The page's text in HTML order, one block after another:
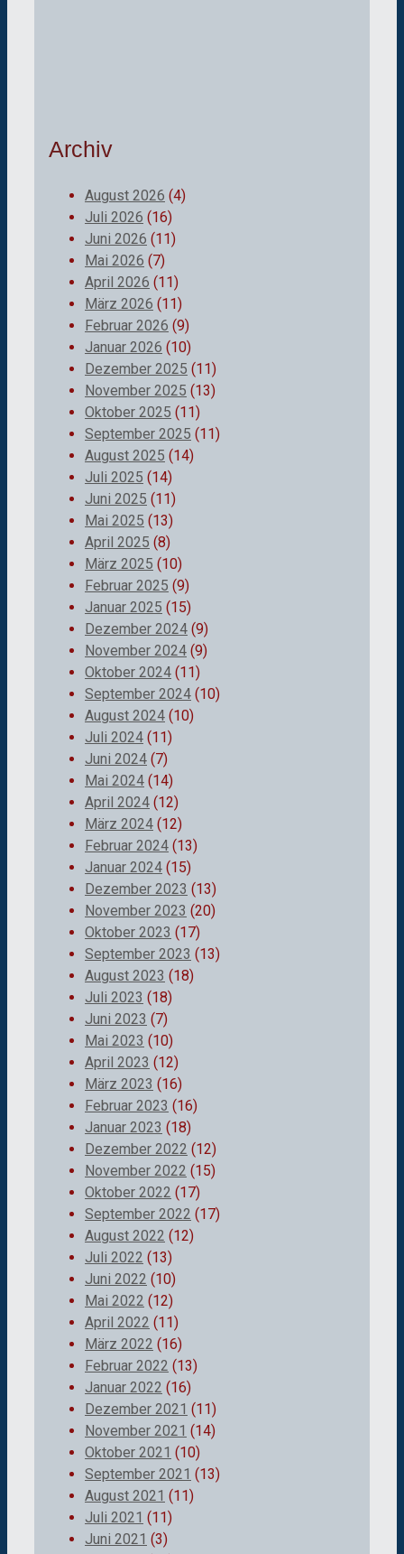
Archiv
August 2026 (4)
Juli 2026 (16)
Juni 2026 (11)
Mai 2026 (7)
April 2026 (11)
März 2026 (11)
Februar 2026 (9)
Januar 2026 (10)
Dezember 2025 (11)
November 2025 (13)
Oktober 2025 (11)
September 2025 (11)
August 2025 (14)
Juli 2025 (14)
Juni 2025 (11)
Mai 2025 (13)
April 2025 (8)
März 2025 (10)
Februar 2025 (9)
Januar 2025 (15)
Dezember 2024 (9)
November 2024 (9)
Oktober 2024 (11)
September 2024 (10)
August 2024 (10)
Juli 2024 (11)
Juni 2024 (7)
Mai 2024 (14)
April 2024 (12)
März 2024 (12)
Februar 2024 (13)
Januar 2024 (15)
Dezember 2023 (13)
November 2023 (20)
Oktober 2023 (17)
September 2023 (13)
August 2023 (18)
Juli 2023 (18)
Juni 2023 (7)
Mai 2023 (10)
April 2023 (12)
März 2023 (16)
Februar 2023 (16)
Januar 2023 (18)
Dezember 2022 (12)
November 2022 (15)
Oktober 2022 (17)
September 2022 (17)
August 2022 (12)
Juli 2022 (13)
Juni 2022 (10)
Mai 2022 (12)
April 2022 (11)
März 2022 (16)
Februar 2022 (13)
Januar 2022 (16)
Dezember 2021 (11)
November 2021 (14)
Oktober 2021 (10)
September 2021 (13)
August 2021 (11)
Juli 2021 (11)
Juni 2021 (3)